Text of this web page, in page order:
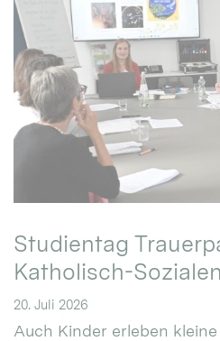
Studientag
Katholisch-
20. Juli 2026
Auch Kinder erleben